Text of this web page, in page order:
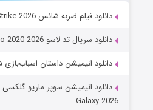
دانلود فیلم ضربه شانس Lucky Strike 2026
دانلود سریال تد لاسو Ted Lasso 2020-2026
دانلود انیمیشن داستان اسباب‌بازی ۵ Toy Story 5 (2026)
Galaxy 2026